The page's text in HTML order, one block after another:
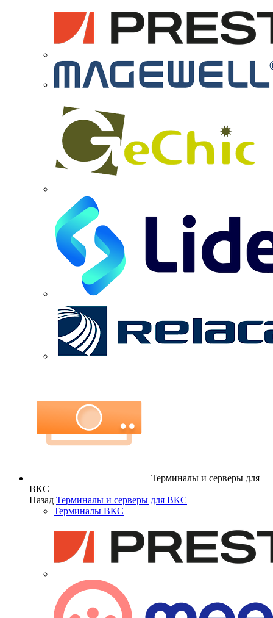
Терминалы и серверы для
ВКС
Назад Терминалы и серверы для ВКС
Терминалы ВКС